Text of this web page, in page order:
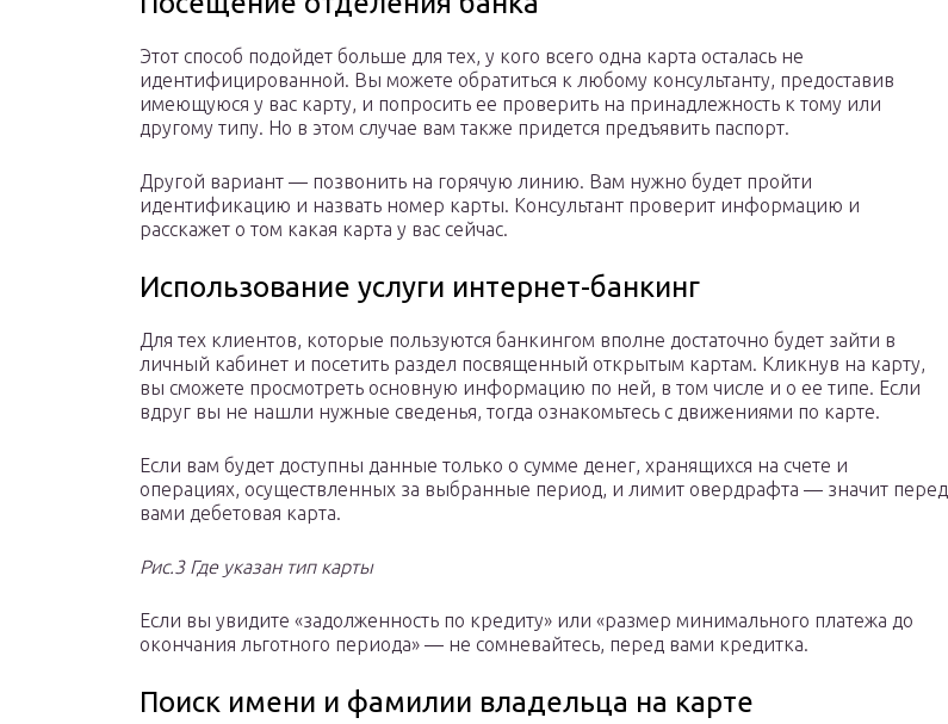
Этот способ подойдет больше для тех, у кого всего одна карта осталась не
идентифицированной. Вы можете обратиться к любому консультанту, предоставив
имеющуюся у вас карту, и попросить ее проверить на принадлежность к тому или
другому типу. Но в этом случае вам также придется предъявить паспорт.
Другой вариант — позвонить на горячую линию. Вам нужно будет пройти
идентификацию и назвать номер карты. Консультант проверит информацию и
расскажет о том какая карта у вас сейчас.
Использование услуги интернет-банкинг
Для тех клиентов, которые пользуются банкингом вполне достаточно будет зайти в
личный кабинет и посетить раздел посвященный открытым картам. Кликнув на карту,
вы сможете просмотреть основную информацию по ней, в том числе и о ее типе. Если
вдруг вы не нашли нужные сведенья, тогда ознакомьтесь с движениями по карте.
Если вам будет доступны данные только о сумме денег, хранящихся на счете и
операциях, осуществленных за выбранные период, и лимит овердрафта — значит перед
вами дебетовая карта.
Рис.3 Где указан тип карты
Если вы увидите «задолженность по кредиту» или «размер минимального платежа до
окончания льготного периода» — не сомневайтесь, перед вами кредитка.
Поиск имени и фамилии владельца на карте